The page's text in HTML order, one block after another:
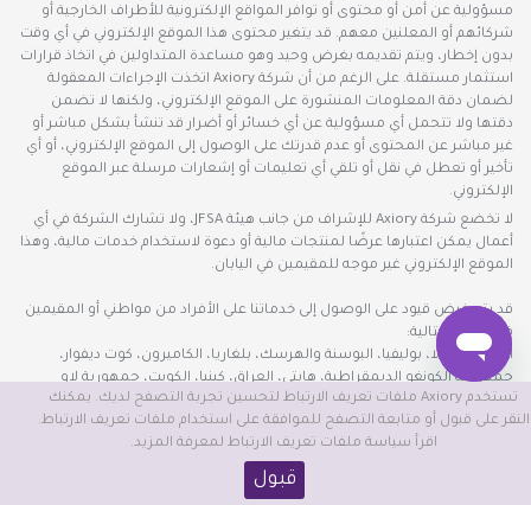
مسؤولية عن أمن أو محتوى أو توافر المواقع الإلكترونية للأطراف الخارجية أو
شركائهم أو المعلنين معهم. قد يتغير محتوى هذا الموقع الإلكتروني في أي وقت
بدون إخطار، ويتم تقديمه بغرض وحيد وهو مساعدة المتداولين في اتخاذ قرارات
استثمار مستقلة. على الرغم من أن شركة Axiory اتخذت الإجراءات المعقولة
لضمان دقة المعلومات المنشورة على الموقع الإلكتروني، ولكنها لا تضمن
دقتها ولا تتحمل أي مسؤولية عن أي خسائر أو أضرار قد تنشأ بشكل مباشر أو
غير مباشر عن المحتوى أو عدم قدرتك على الوصول إلى الموقع الإلكتروني، أو أي
تأخير أو تعطل في نقل أو تلقي أي تعليمات أو إشعارات مرسلة عبر الموقع
الإلكتروني.
لا تخضع شركة Axiory للإشراف من جانب هيئة JFSA، ولا تشارك الشركة في أي
أعمال يمكن اعتبارها عرضًا لمنتجات مالية أو دعوة لاستخدام خدمات مالية، وهذا
الموقع الإلكتروني غير موجه للمقيمين في اليابان.
قد يتم فرض قيود على الوصول إلى خدماتنا على الأفراد من مواطني أو المقيمين
في البلدان التالية:
الجزائر، أنغولا، بوليفيا، البوسنة والهرسك، بلغاريا، الكاميرون، كوت ديفوار،
جمهورية الكونغو الديمقراطية، هايتي، العراق، كينيا، الكويت، جمهورية لاو
الديمقراطية الشعبية، لبنان، موناكو، ناميبيا، نيبال، بابوا غينيا الجديدة، جنوب
السودان، فنزويلا، فييت نام، جزر فيرجن (البريطانية)، اليمن
نحن لا نقدم خدماتنا للمقيمين في البلدان التالية:
بيلاروسيا، بليز، كندا، كوبا، دول الاتحاد الأوروبي والمنطقة الاقتصادية الأوروبية،
تستخدم Axiory ملفات تعريف الارتباط لتحسين تجربة التصفح لديك. يمكنك
النقر على قبول أو متابعة التصفح للموافقة على استخدام ملفات تعريف الارتباط.
اقرأ سياسة ملفات تعريف الارتباط لمعرفة المزيد.
قبول